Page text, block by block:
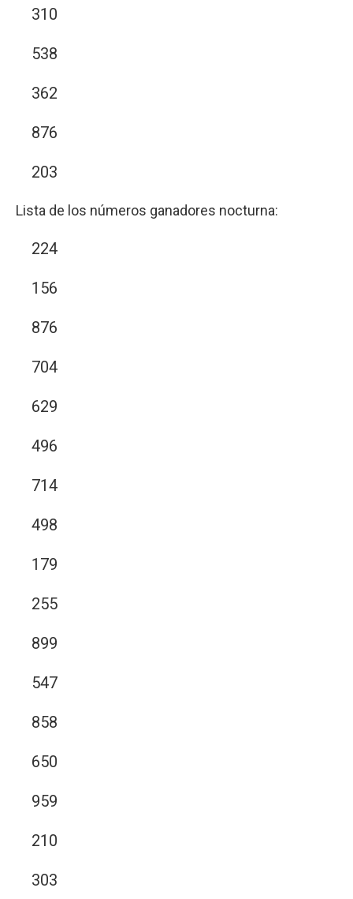
310
538
362
876
203
Lista de los números ganadores nocturna:
224
156
876
704
629
496
714
498
179
255
899
547
858
650
959
210
303